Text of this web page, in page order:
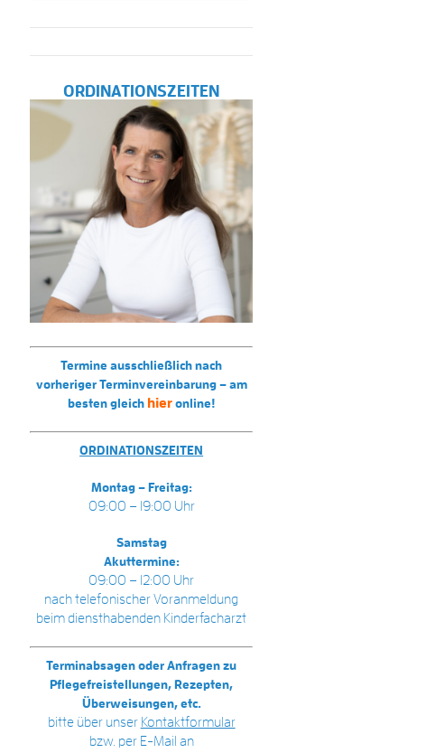
ORDINATIONSZEITEN
Termine ausschließlich nach
vorheriger Terminvereinbarung – am
besten gleich hier online!
ORDINATIONSZEITEN
Montag – Freitag:
09:00 – 19:00 Uhr
Samstag
Akuttermine:
09:00 – 12:00 Uhr
nach telefonischer Voranmeldung
beim diensthabenden Kinderfacharzt
Terminabsagen oder Anfragen zu
Pflegefreistellungen, Rezepten,
Überweisungen, etc.
bitte über unser Kontaktformular
bzw. per E-Mail an